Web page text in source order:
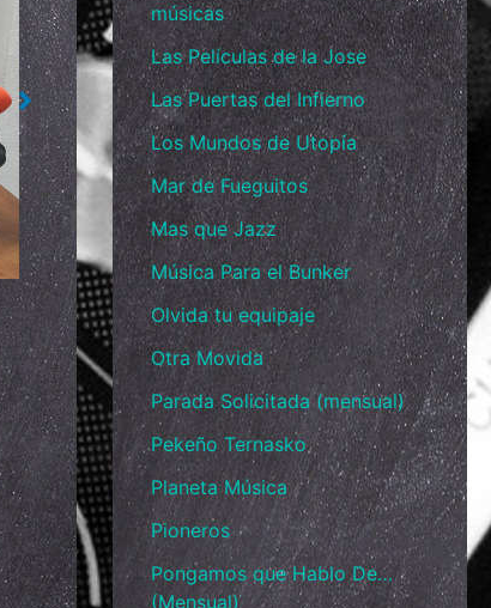
Sin leyenda
músicas
Las Películas de la Jose
Las Puertas del Infierno
Los Mundos de Utopía
Mar de Fueguitos
Mas que Jazz
Música Para el Bunker
Olvida tu equipaje
Otra Movida
Parada Solicitada (mensual)
Pekeño Ternasko
Planeta Música
Pioneros
Pongamos que Hablo De…
(Mensual)